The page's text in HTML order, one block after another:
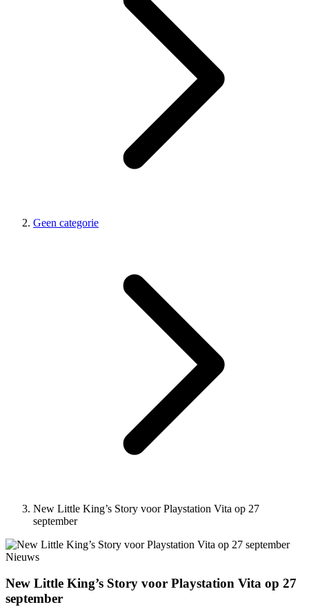
Geen categorie
New Little King’s Story voor Playstation Vita op 27
september
Nieuws
New Little King’s Story voor Playstation Vita op 27
september